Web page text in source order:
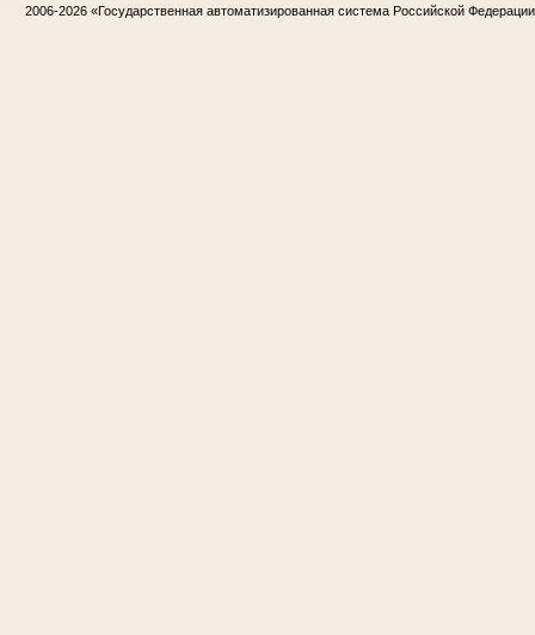
2006-2026 «Государственная автоматизированная система Российской